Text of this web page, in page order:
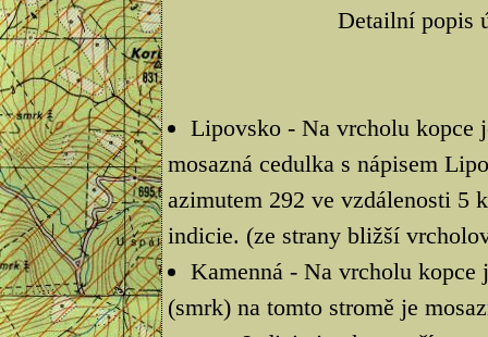
Detailní popis
Lipovsko - Na vrcholu kopce
mosazná cedulka s nápisem
azimutem 292 ve vzdálenosti 5
indicie. (ze strany bližší
Kamenná - Na vrcholu
(smrk) na tomto stromě je